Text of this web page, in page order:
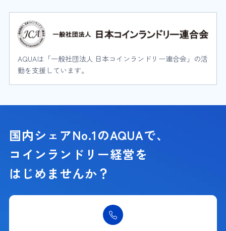
AQUAは「一般社団法人 日本コインランドリー連合会」の活
動を支援しています。
国内シェアNo.1のAQUAで、
コインランドリー経営を
はじめませんか？